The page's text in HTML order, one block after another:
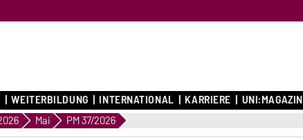
WEITERBILDUNG INTERNATIONAL KARRIERE UNI:MAGAZIN
Mai PM 37/2026